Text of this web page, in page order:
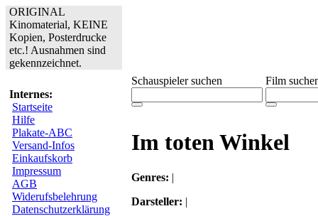
ORIGINAL
Kinomaterial, KEINE
Kopien, Posterdrucke
etc.! Ausnahmen sind
gekennzeichnet.
Internes:
Startseite
Hilfe
Plakate-ABC
Versand-Infos
Einkaufskorb
Impressum
AGB
Widerufsbelehrung
Datenschutzerklärung
Schauspieler suchen Film
Im toten Winkel
Genres: |
Darsteller: |